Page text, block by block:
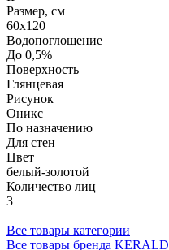
Размер, см
60х120
Водопоглощение
До 0,5%
Поверхность
Глянцевая
Рисунок
Оникс
По назначению
Для стен
Цвет
белый-золотой
Количество лиц
3
Все товары категории
Все товары бренда KERALD